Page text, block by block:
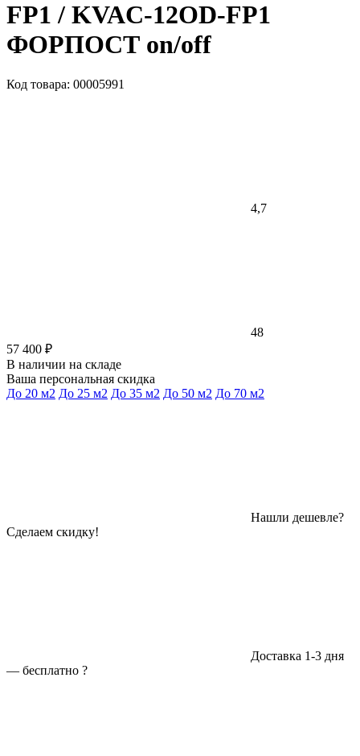
FP1 / KVAC-12OD-FP1
ФОРПОСТ on/off
Код товара: 00005991
4,7
48
57 400 ₽
В наличии на складе
Ваша персональная скидка
До 20 м2 До 25 м2 До 35 м2 До 50 м2 До 70 м2
Нашли дешевле?
Сделаем скидку!
Доставка 1-3 дня
— бесплатно ?